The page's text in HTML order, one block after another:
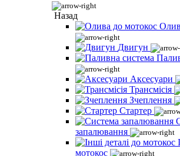
Назад
Двигун
Аксесуари
Трансмісія
Зчеплення
Стартер
запалювання
мотокос